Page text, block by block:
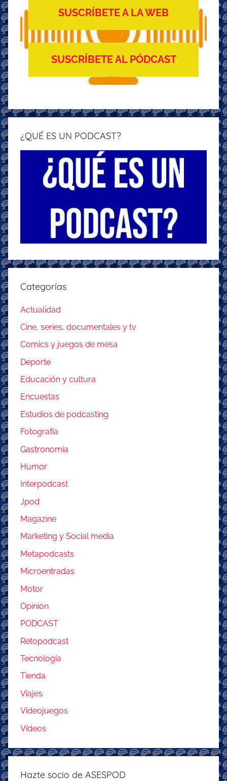
SUSCRÍBETE A LA WEB
SUSCRÍBETE AL PÓDCAST
¿QUÉ ES UN PODCAST?
Categorías
Actualidad
Cine, series, documentales y tv
Comics y juegos de mesa
Deporte
Educación y cultura
Encuestas
Estudios de podcasting
Fotografía
Gastronomía
Humor
Interpodcast
Jpod
Magazine
Marketing y Social media
Metapodcasts
Microentradas
Motor
Opinión
PODCAST
Retopodcast
Tecnología
Tienda
Viajes
Videojuegos
Vídeos
Hazte socio de ASESPOD